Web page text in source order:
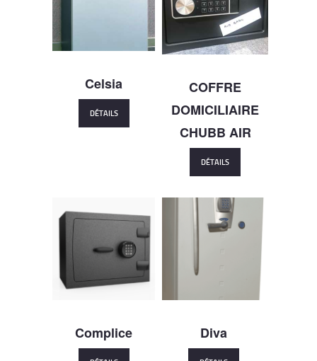
Celsia
DÉTAILS
COFFRE
DOMICILIAIRE
CHUBB AIR
DÉTAILS
Complice Diva